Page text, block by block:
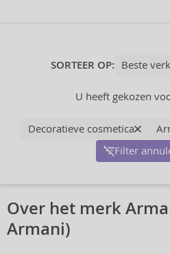
SORTEER OP:
U heeft gekozen
Decoratieve cosmetica
Filter
Over het merk
Armani)